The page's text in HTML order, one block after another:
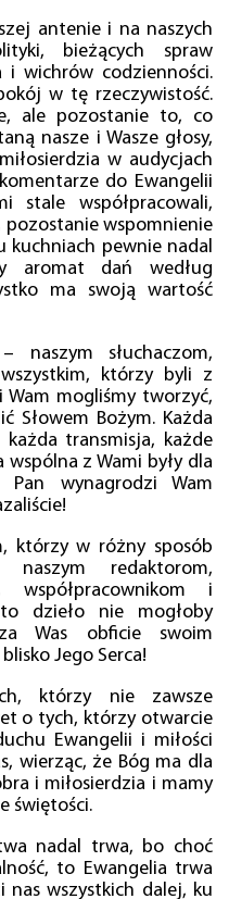
antenie i na naszych
bieżących spraw
i wichrów codzienności.
w tę rzeczywistość.
ale pozostanie to, co
nasze i Wasze głosy,
w audycjach
do Ewangelii
stale współpracowali,
wspomnienie
kuchniach pewnie nadal
aromat dań według
ma swoją wartość
naszym słuchaczom,
którzy byli z
mogliśmy tworzyć,
Słowem Bożym. Każda
transmisja, każde
z Wami były dla
wynagrodzi Wam
którzy w różny sposób
redaktorom,
współpracownikom i
dzieło nie mogłoby
Was obficie swoim
Jego Serca!
którzy nie zawsze
o tych, którzy otwarcie
Ewangelii i miłości
wierząc, że Bóg ma dla
i miłosierdzia i mamy
świętości.
nadal trwa, bo choć
to Ewangelia trwa
nas wszystkich dalej, ku